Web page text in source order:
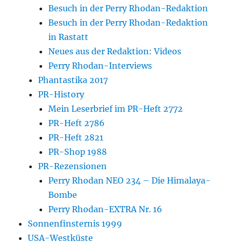
Besuch in der Perry Rhodan-Redaktion
Besuch in der Perry Rhodan-Redaktion
in Rastatt
Neues aus der Redaktion: Videos
Perry Rhodan-Interviews
Phantastika 2017
PR-History
Mein Leserbrief im PR-Heft 2772
PR-Heft 2786
PR-Heft 2821
PR-Shop 1988
PR-Rezensionen
Perry Rhodan NEO 234 – Die Himalaya-
Bombe
Perry Rhodan-EXTRA Nr. 16
Sonnenfinsternis 1999
USA-Westküste